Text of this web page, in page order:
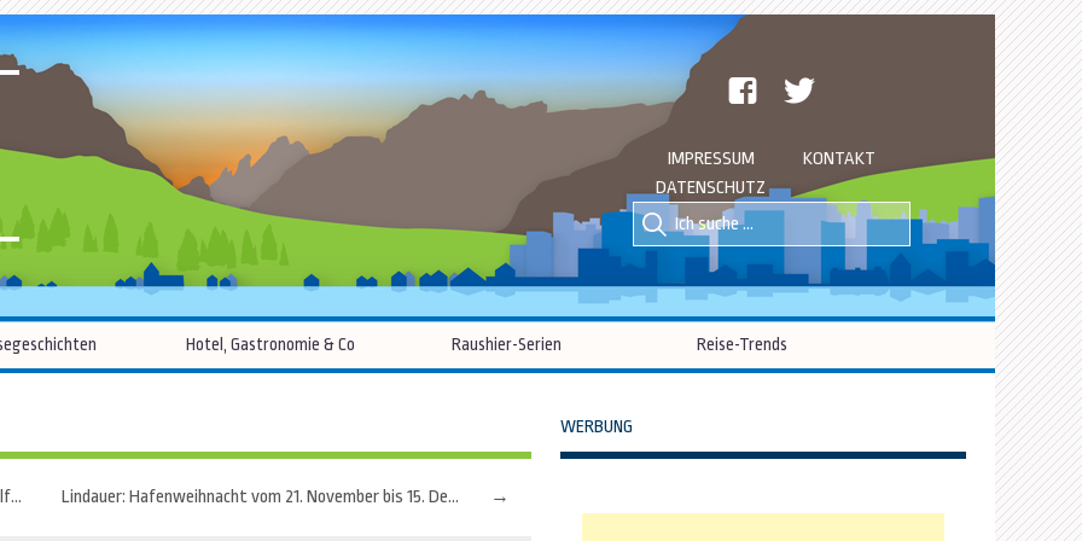
facebook
IMPRESSUM
KONTAKT
DATENSCHUTZ
Suche
nach::
Suche
nach:
Hotel, Gastronomie & Co Raushier-Serien Reise-Trends
Sporttourismus: Europas beste Reiseziele für Fußballfans →
Lindauer: Hafenweihnacht vom 21. November bis 15. Dezember
WERBUNG